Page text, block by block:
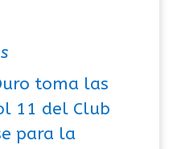
toma las
11 del Club
para la